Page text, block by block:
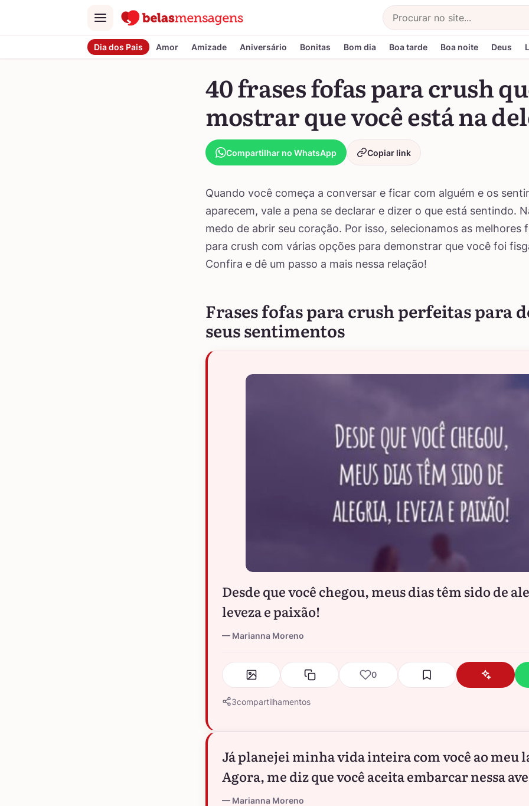
Menu
Buscar
Dia dos Pais Amor Amizade Aniversário Bonitas Bom dia Boa tarde Boa noite Deus
40 frases fofas para crush
mostrar que você está na
Compartilhar no WhatsApp Copiar link
Quando você começa a conversar e ficar com alguém e os
aparecem, vale a pena se declarar e dizer o que está sentindo.
medo de abrir seu coração. Por isso, selecionamos as melhores
para crush com várias opções para demonstrar que você foi
Confira e dê um passo a mais nessa relação!
Frases fofas para crush perfeitas para
seus sentimentos
Desde que você chegou, meus dias têm sido de
leveza e paixão!
Marianna Moreno
0
3compartilhamentos
Já planejei minha vida inteira com você ao meu
Agora, me diz que você aceita embarcar nessa
Marianna Moreno